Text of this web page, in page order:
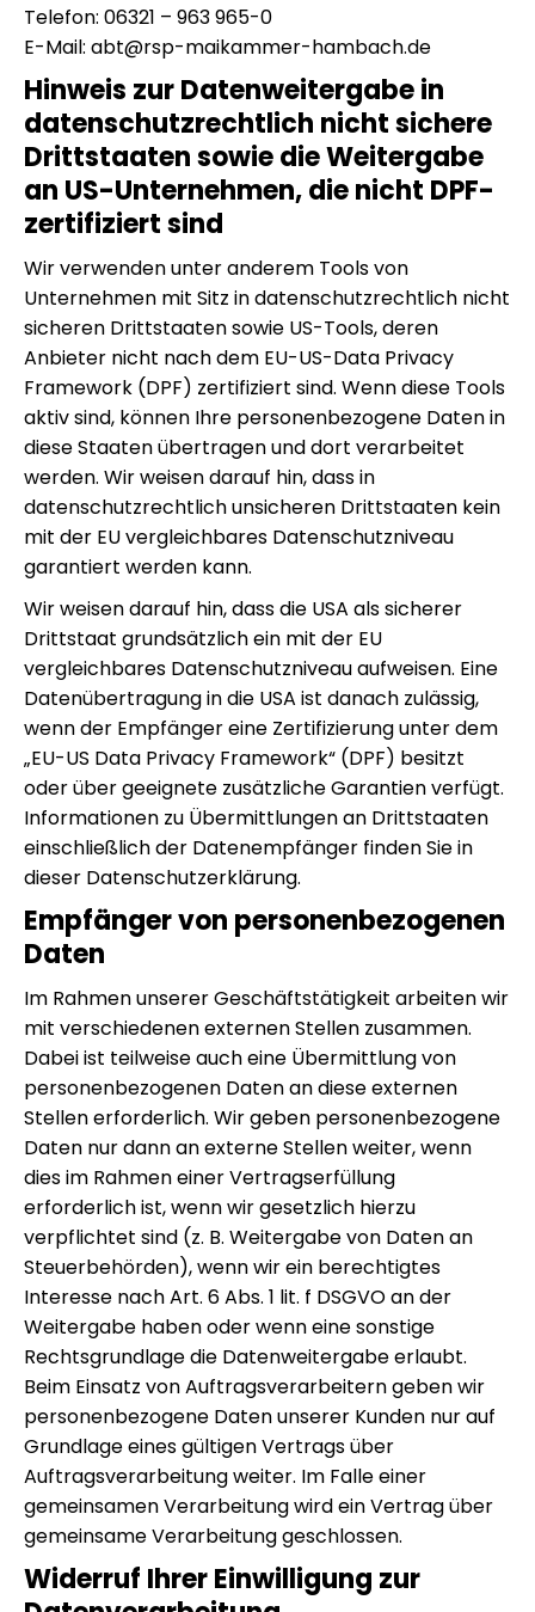
Telefon: 06321 – 963 965-0
E-Mail: abt@rsp-maikammer-hambach.de
Hinweis zur Datenweitergabe in
datenschutzrechtlich nicht sichere
Drittstaaten sowie die Weitergabe
an US-Unternehmen, die nicht DPF-
zertifiziert sind
Wir verwenden unter anderem Tools von
Unternehmen mit Sitz in datenschutzrechtlich nicht
sicheren Drittstaaten sowie US-Tools, deren
Anbieter nicht nach dem EU-US-Data Privacy
Framework (DPF) zertifiziert sind. Wenn diese Tools
aktiv sind, können Ihre personenbezogene Daten in
diese Staaten übertragen und dort verarbeitet
werden. Wir weisen darauf hin, dass in
datenschutzrechtlich unsicheren Drittstaaten kein
mit der EU vergleichbares Datenschutzniveau
garantiert werden kann.
Wir weisen darauf hin, dass die USA als sicherer
Drittstaat grundsätzlich ein mit der EU
vergleichbares Datenschutzniveau aufweisen. Eine
Datenübertragung in die USA ist danach zulässig,
wenn der Empfänger eine Zertifizierung unter dem
„EU-US Data Privacy Framework“ (DPF) besitzt
oder über geeignete zusätzliche Garantien verfügt.
Informationen zu Übermittlungen an Drittstaaten
einschließlich der Datenempfänger finden Sie in
dieser Datenschutzerklärung.
Empfänger von personenbezogenen
Daten
Im Rahmen unserer Geschäftstätigkeit arbeiten wir
mit verschiedenen externen Stellen zusammen.
Dabei ist teilweise auch eine Übermittlung von
personenbezogenen Daten an diese externen
Stellen erforderlich. Wir geben personenbezogene
Daten nur dann an externe Stellen weiter, wenn
dies im Rahmen einer Vertragserfüllung
erforderlich ist, wenn wir gesetzlich hierzu
verpflichtet sind (z. B. Weitergabe von Daten an
Steuerbehörden), wenn wir ein berechtigtes
Interesse nach Art. 6 Abs. 1 lit. f DSGVO an der
Weitergabe haben oder wenn eine sonstige
Rechtsgrundlage die Datenweitergabe erlaubt.
Beim Einsatz von Auftragsverarbeitern geben wir
personenbezogene Daten unserer Kunden nur auf
Grundlage eines gültigen Vertrags über
Auftragsverarbeitung weiter. Im Falle einer
gemeinsamen Verarbeitung wird ein Vertrag über
gemeinsame Verarbeitung geschlossen.
Widerruf Ihrer Einwilligung zur